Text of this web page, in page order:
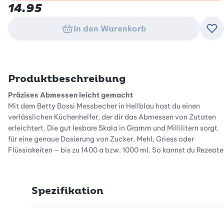
14.95
In den Warenkorb
Produktbeschreibung
Präzises Abmessen leicht gemacht
Mit dem Betty Bossi Messbecher in Hellblau hast du einen
verlässlichen Küchenhelfer, der dir das Abmessen von Zutaten
erleichtert. Die gut lesbare Skala in Gramm und Millilitern sorgt
für eine genaue Dosierung von Zucker, Mehl, Griess oder
Flüssigkeiten – bis zu 1400 g bzw. 1000 ml. So kannst du Rezepte
Durchdachtes Design für mehr Komfort
Spezifikation